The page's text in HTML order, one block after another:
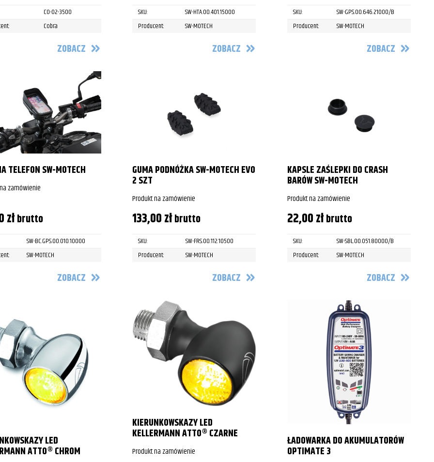
CO-02-3500
Cobra
ZOBACZ
SKU:
SW-HTA.00.401.15000
Producent:
SW-MOTECH
ZOBACZ
SKU:
SW-GPS.00.646.21000/B
Producent:
SW-MOTECH
ZOBACZ
TELEFON SW-MOTECH
zamówienie
złbrutto
SW-BC.GPS.00.010.10000
SW-MOTECH
ZOBACZ
GUMA PODNÓŻKA SW-MOTECH EVO
2 SZT
Produkt na zamówienie
133,00złbrutto
SKU:
SW-FRS.00.112.10500
Producent:
SW-MOTECH
ZOBACZ
KAPSLE ZAŚLEPKI DO CRASH
BARÓW SW-MOTECH
Produkt na zamówienie
22,00złbrutto
SKU:
SW-SBL.00.051.80000/B
Producent:
SW-MOTECH
ZOBACZ
LED
ATTO® CHROM
KIERUNKOWSKAZY LED
KELLERMANN ATTO® CZARNE
Produkt na zamówienie
ŁADOWARKA DO AKUMULATORÓW
OPTIMATE 3